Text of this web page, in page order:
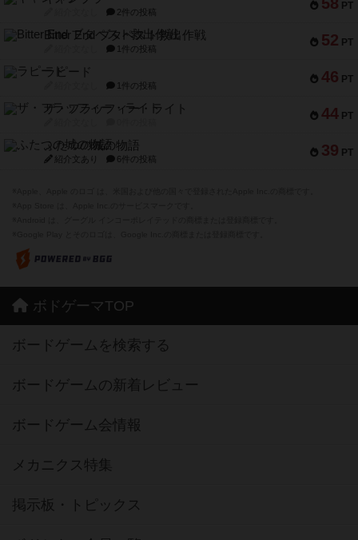
PT
2件の投稿
52 PT
Bitter End ブタペスト救出作戦
1件の投稿
46 PT
ラピード
1件の投稿
44 PT
ザ・フラッフィー・ライト
39 PT
ふたつの城の物語
紹介文あり 6件の投稿
ボドゲーマTOP
ボードゲームを検索する
ボードゲームの新着レビュー
ボードゲーム会情報
メカニクス特集
掲示板・トピックス